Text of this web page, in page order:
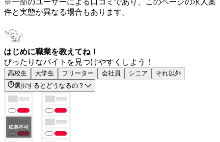
※一部のユーザーによる口コミであり、このページの求人案
件と実態が異なる場合もあります。
はじめに職業を教えてね！
ぴったりなバイトを見つけやすくしよう！
高校生 大学生 フリーター 会社員 シニア
それ以外
選択するとどうなるの？